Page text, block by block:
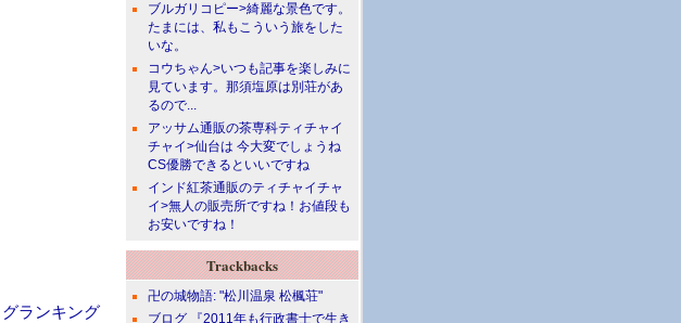
ブルガリコピー>綺麗な景色です。
たまには、私もこういう旅をした
いな。
コウちゃん>いつも記事を楽しみに
見ています。那須塩原は別荘があ
るので...
アッサム通販の茶専科ティチャイ
チャイ>仙台は 今大変でしょうね
CS優勝できるといいですね
インド紅茶通販のティチャイチャ
イ>無人の販売所ですね！お値段も
お安いですね！
Trackbacks
卍の城物語: "松川温泉 松楓荘"
ブログ 『2011年も行政書士で生き